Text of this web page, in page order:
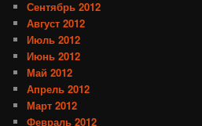
Сентябрь 2012
Август 2012
Июль 2012
Июнь 2012
Май 2012
Апрель 2012
Март 2012
Февраль 2012